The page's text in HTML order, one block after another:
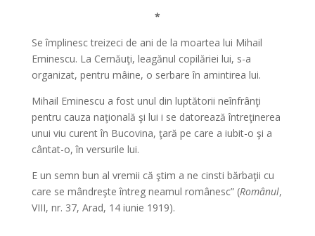
*
Se împlinesc treizeci de ani de la moartea lui Mihail
Eminescu. La Cernăuţi, leagănul copilăriei lui, s-a
organizat, pentru mâine, o serbare în amintirea lui.
Mihail Eminescu a fost unul din luptă­torii neînfrânţi
pentru cauza naţională şi lui i se datorează întreţinerea
unui viu curent în Bucovina, ţară pe care a iubit-o şi a
cântat-o, în versurile lui.
E un semn bun al vremii că ştim a ne cinsti bărbaţii cu
care se mândreşte întreg neamul românesc” (Românul,
VIII, nr. 37, Arad, 14 iunie 1919).